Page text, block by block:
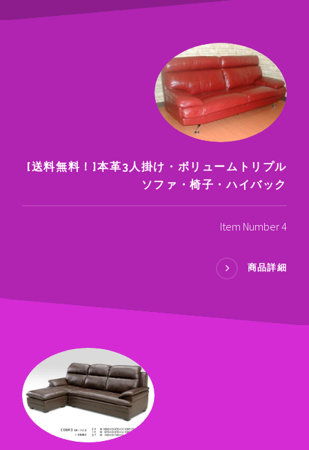
[送料無料！]本革3人掛け・ボリュームトリプル
ソファ・椅子・ハイバック
Item Number 4
商品詳細